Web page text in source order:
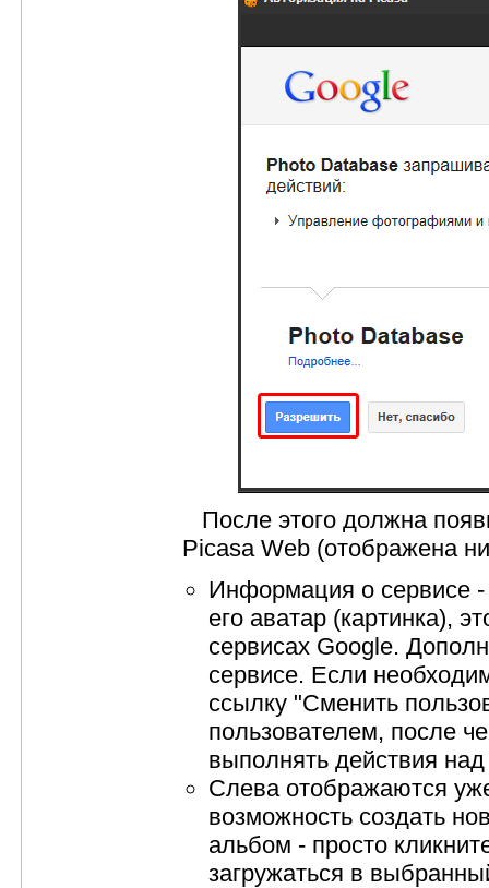
После этого должна
Picasa Web (отображена
Информация о сервисе -
его аватар (картинка),
сервисах Google.
сервисе. Если
ссылку "Сменить
пользователем, после
выполнять действия
Слева отображаются
возможность создать
альбом - просто
загружаться в